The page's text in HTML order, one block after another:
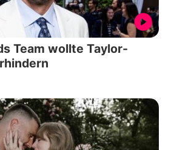
Team wollte Taylor-